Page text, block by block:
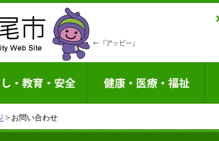
> お問い合わせ